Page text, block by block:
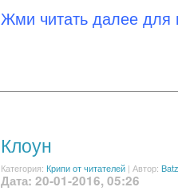
Жми читать далее для
Клоун
Категория: Крипи от читателей | Автор:
Дата: 20-01-2016, 05:26